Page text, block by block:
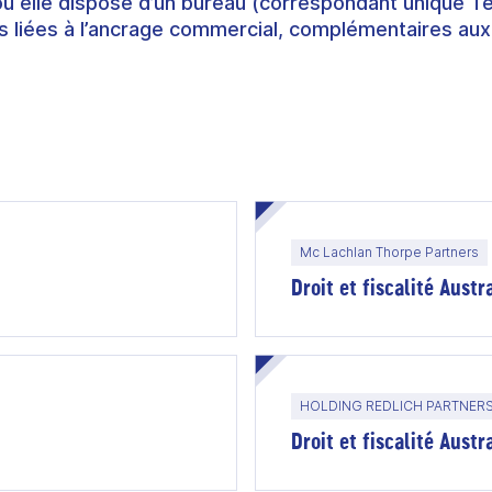
à l’ancrage commercial, complémentaires
Mc Lachlan Thorpe Partners
Droit et fiscalité
HOLDING REDLICH
Droit et fiscalité